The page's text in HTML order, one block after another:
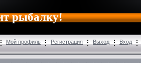
рыбалку!
Мой профиль Регистрация Выход Вход